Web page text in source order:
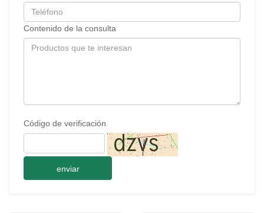
Contenido de la consulta
Código de verificación
enviar